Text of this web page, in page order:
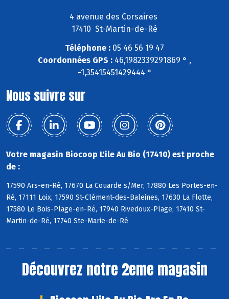
4 avenue des Corsaires
17410 St-Martin-de-Ré
Téléphone : 05 46 56 19 47
Coordonnées GPS : 46,1982339291869 ° ,
-1,35415451429444 °
Nous suivre sur
Votre magasin Biocoop L'ile Au Bio (17410) est proche
de :
17590 Ars-en-Ré, 17670 La Couarde s/Mer, 17880 Les Portes-en-
Ré, 17111 Loix, 17590 St-Clément-des-Baleines, 17630 La Flotte,
17580 Le Bois-Plage-en-Ré, 17940 Rivedoux-Plage, 17410 St-
Martin-de-Ré, 17740 Ste-Marie-de-Ré
Découvrez notre 2eme magasin